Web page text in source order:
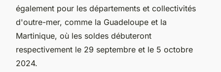
également pour les départements et collectivités
d'outre-mer, comme la Guadeloupe et la
Martinique, où les soldes débuteront
respectivement le 29 septembre et le 5 octobre
2024.